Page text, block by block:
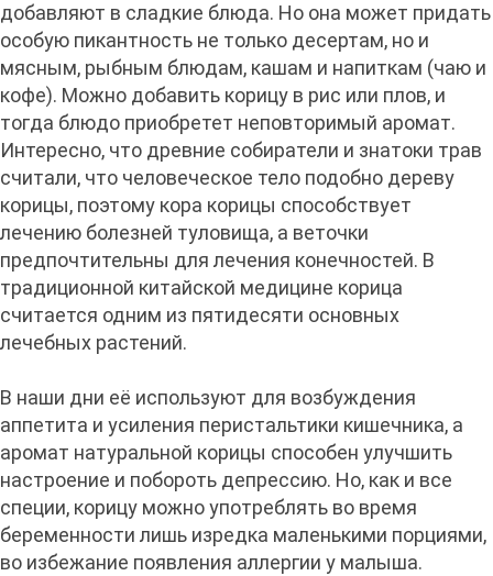
добавляют в сладкие блюда. Но она может придать
особую пикантность не только десертам, но и
мясным, рыбным блюдам, кашам и напиткам (чаю и
кофе). Можно добавить корицу в рис или плов, и
тогда блюдо приобретет неповторимый аромат.
Интересно, что древние собиратели и знатоки трав
считали, что человеческое тело подобно дереву
корицы, поэтому кора корицы способствует
лечению болезней туловища, а веточки
предпочтительны для лечения конечностей. В
традиционной китайской медицине корица
считается одним из пятидесяти основных
лечебных растений.
В наши дни её используют для возбуждения
аппетита и усиления перистальтики кишечника, а
аромат натуральной корицы способен улучшить
настроение и побороть депрессию. Но, как и все
специи, корицу можно употреблять во время
беременности лишь изредка маленькими порциями,
во избежание появления аллергии у малыша.